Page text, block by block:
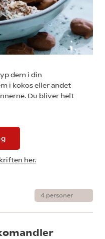
dem i din
i kokos eller andet
Du bliver helt
her.